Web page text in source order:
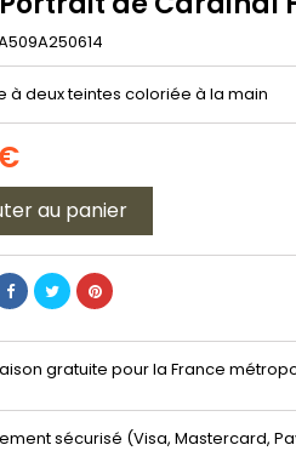
à deux teintes coloriée à la main
au panier
gratuite pour la France
sécurisé (Visa, Mastercard,